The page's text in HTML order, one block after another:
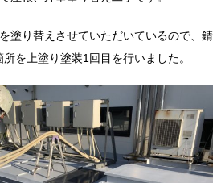
塗り替えさせていただいているので、錆
を上塗り塗装1回目を行いました。